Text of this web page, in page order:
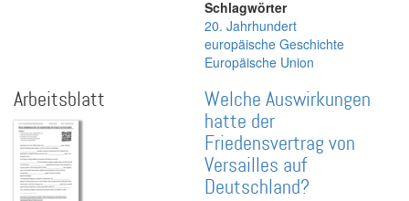
Schlagwörter
20. Jahrhundert
europäische Geschichte
Europäische Union
Arbeitsblatt
Welche Auswirkungen
hatte der
Friedensvertrag von
Versailles auf
Deutschland?